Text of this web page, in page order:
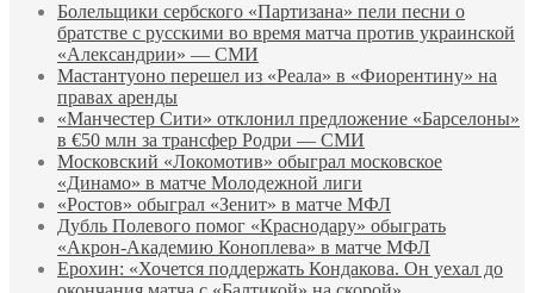
Болельщики сербского «Партизана» пели песни о
братстве с русскими во время матча против украинской
«Александрии» — СМИ
Мастантуоно перешел из «Реала» в «Фиорентину» на
правах аренды
«Манчестер Сити» отклонил предложение «Барселоны»
в €50 млн за трансфер Родри — СМИ
Московский «Локомотив» обыграл московское
«Динамо» в матче Молодежной лиги
«Ростов» обыграл «Зенит» в матче МФЛ
Дубль Полевого помог «Краснодару» обыграть
«Акрон‑Академию Коноплева» в матче МФЛ
Ерохин: «Хочется поддержать Кондакова. Он уехал до